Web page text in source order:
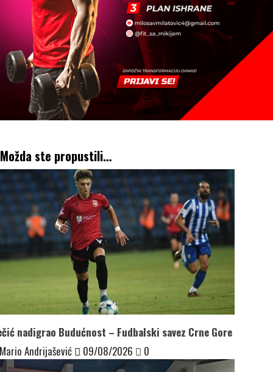
Možda ste propustili…
nadigrao Budućnost – Fudbalski savez Crne Gore
Mario Andrijašević
09/08/2026 0